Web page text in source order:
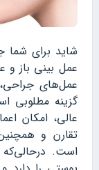
شاید برای
عمل بینی باز و
عمل‌های جراحی،
گزینه مطلوبی
عالی، امکان
تقارن و
است. درحالی‌که